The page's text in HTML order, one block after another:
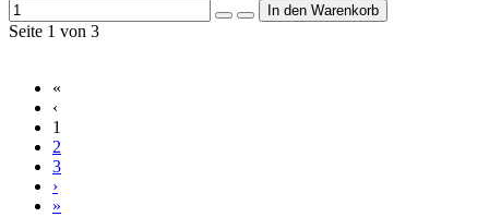
Seite 1 von 3
«
‹
1
2
3
›
»